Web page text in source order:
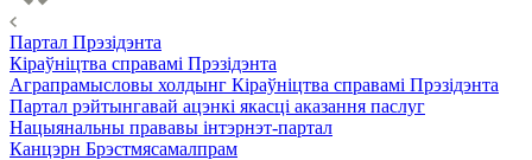
Партал Прэзідэнта
Кіраўніцтва справамі Прэзідэнта
Аграпрамысловы холдынг Кіраўніцтва справамі Прэзідэнта
Партал рэйтынгавай ацэнкі якасці аказання паслуг
Нацыянальны прававы інтэрнэт-партал
Канцэрн Брэстмясамалпрам